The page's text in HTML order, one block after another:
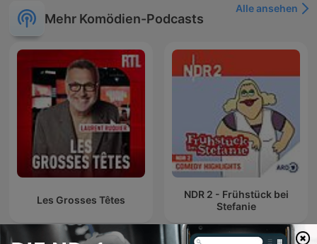
Mehr Komödien-Podcasts
Alle ansehen
Les Grosses Têtes
NDR 2 - Frühstück bei
Stefanie